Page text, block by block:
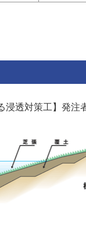
浸透対策工】発